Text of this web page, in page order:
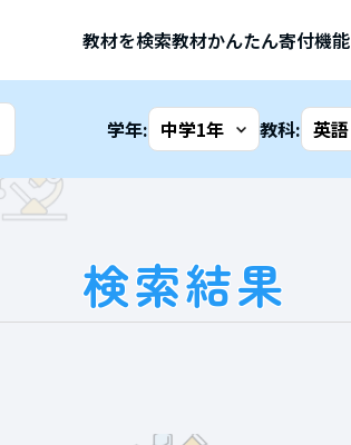
教材を検索教材かんたん寄付機能
学年: 教科:
検索結果